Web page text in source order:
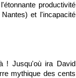
productivité
Nantes) et l'incapacité
! Jusqu'où ira David
mythique des cents